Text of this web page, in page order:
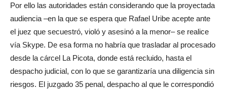
Por ello las autoridades están considerando que la proyectada
audiencia –en la que se espera que Rafael Uribe acepte ante
el juez que secuestró, violó y asesinó a la menor– se realice
vía Skype. De esa forma no habría que trasladar al procesado
desde la cárcel La Picota, donde está recluido, hasta el
despacho judicial, con lo que se garantizaría una diligencia sin
riesgos. El juzgado 35 penal, despacho al que le correspondió